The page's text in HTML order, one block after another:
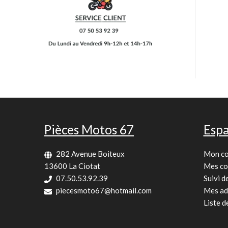
Pièces Motos 67
282 Avenue Boiteux
13600 La Ciotat
07.50.53.92.39
piecesmoto67@hotmail.com
Mon
Mes
Suivi
Mes
Liste